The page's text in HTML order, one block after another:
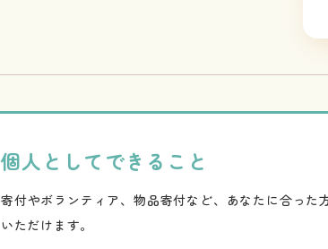
個人としてできること
寄付やボランティア、物品寄付など、あなたに合った
いただけます。